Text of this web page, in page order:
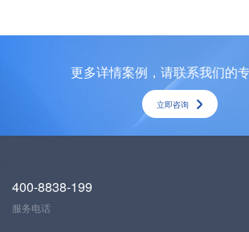
更多详情案例，请联系我们的
立即咨询
400-8838-199
服务电话